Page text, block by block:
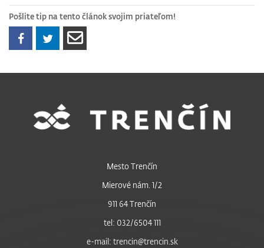
Pošlite tip na tento článok svojim priateľom!
Mesto Trenčín
Mierové nám. 1/2
911 64 Trenčín
tel: 032/6504 111
e-mail: trencin@trencin.sk